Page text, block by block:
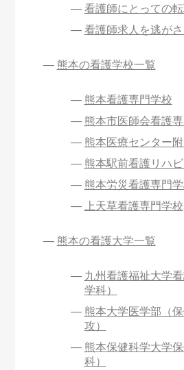
看護師にとっての
看護師求人を逃が
熊本の看護学校一覧
熊本看護専門学校
熊本市医師会看護
熊本医療センター
熊本駅前看護リハ
熊本労災看護専門
上天草看護専門学校
熊本の看護大学一覧
九州看護福祉大学
学科）
熊本大学医学部（
攻）
熊本保健科学大学
科）